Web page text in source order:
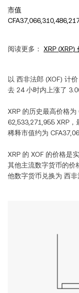
市值
阅读更多： XRP (XRP)
以 西非法郎 (XOF) 计价
去 24 小时内 上涨了
XRP 的历史最高价格为
62,533,271,955 XRP
稀释市值约为
XRP 的 XOF 的价格是
其他主流数字货币的价
他数字货币兑换为 西非